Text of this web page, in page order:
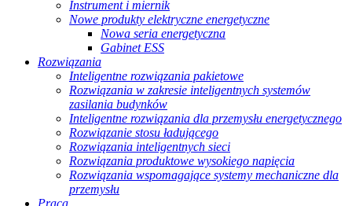
Instrument i miernik
Nowe produkty elektryczne energetyczne
Nowa seria energetyczna
Gabinet ESS
Rozwiązania
Inteligentne rozwiązania pakietowe
Rozwiązania w zakresie inteligentnych systemów
zasilania budynków
Inteligentne rozwiązania dla przemysłu energetycznego
Rozwiązanie stosu ładującego
Rozwiązania inteligentnych sieci
Rozwiązania produktowe wysokiego napięcia
Rozwiązania wspomagające systemy mechaniczne dla
przemysłu
Praca